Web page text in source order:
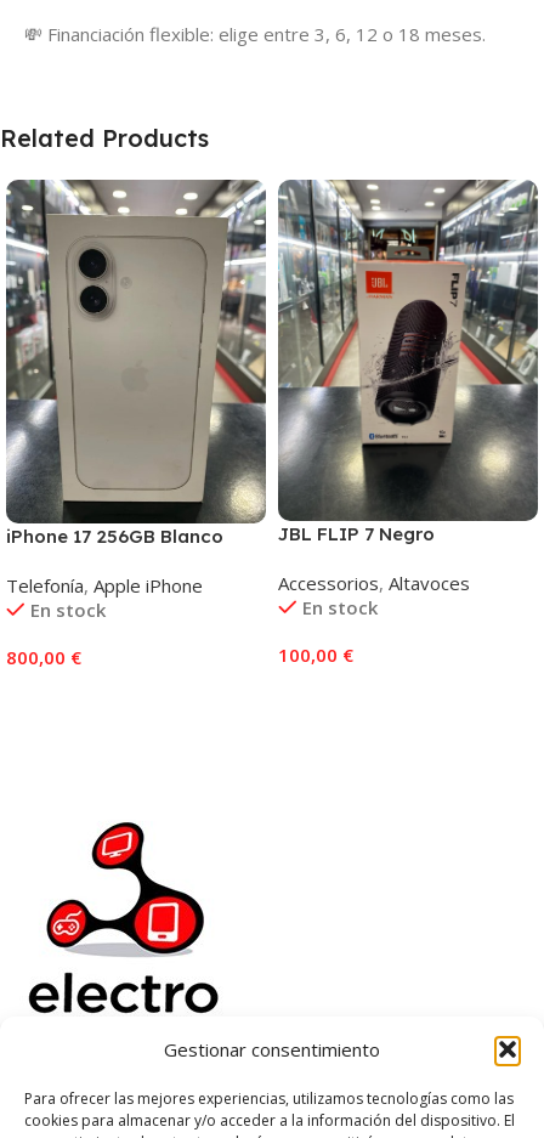
Gestionar consentimiento
Para ofrecer las mejores experiencias, utilizamos tecnologías como las
cookies para almacenar y/o acceder a la información del dispositivo. El
💸 Financiación flexible: elige entre 3, 6, 12 o 18 meses.
Related Products
iPhone 17 256GB Blanco
Telefonía, Apple iPhone
En stock
800,00 €
JBL FLIP 7 Negro
Accessorios, Altavoces
En stock
100,00 €
Electrorenover
Ayuda